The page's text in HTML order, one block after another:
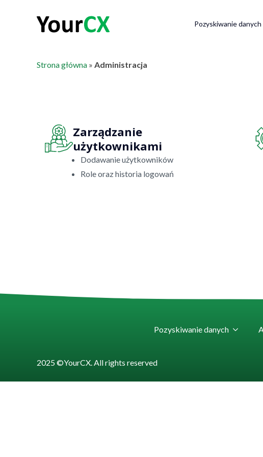
Pozyskiwanie danych
Strona główna » Administracja
Zarządzanie
użytkownikami
Dodawanie użytkowników
Role oraz historia logowań
Pozyskiwanie danych
2025 ©YourCX. All rights reserved